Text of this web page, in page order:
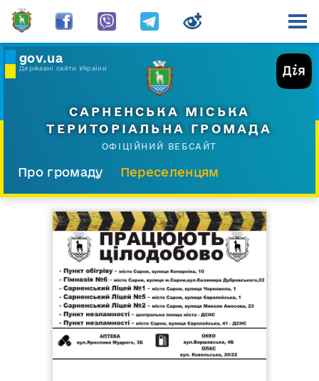
gov.ua
Державні сайти України
САРНЕНСЬКА МІСЬКА
ТЕРИТОРІАЛЬНА ГРОМАДА
ОФІЦІЙНИЙ ВЕБСАЙТ
Про громаду
Переселенцям
Прес-центр